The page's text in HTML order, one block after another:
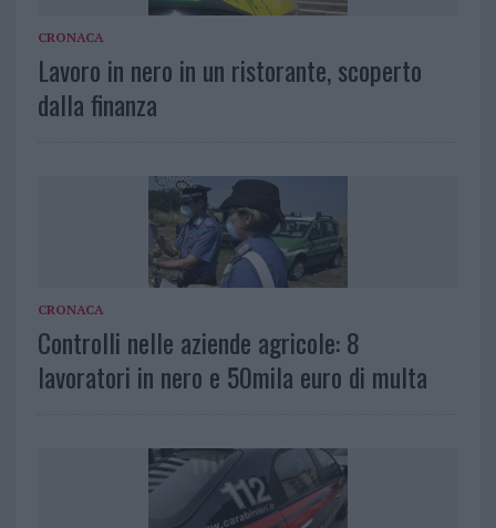
CRONACA
Lavoro in nero in un ristorante, scoperto
dalla finanza
CRONACA
Controlli nelle aziende agricole: 8
lavoratori in nero e 50mila euro di multa